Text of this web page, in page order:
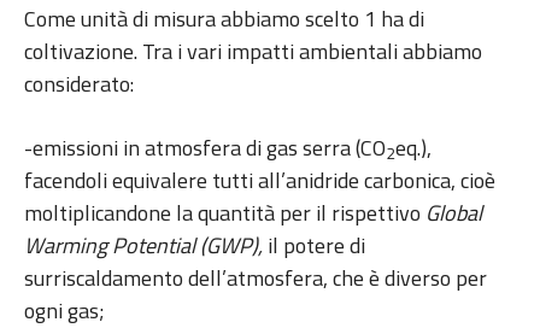
Come unità di misura abbiamo scelto 1 ha di
coltivazione. Tra i vari impatti ambientali abbiamo
considerato:
-emissioni in atmosfera di gas serra (CO2eq.),
facendoli equivalere tutti all’anidride carbonica, cioè
moltiplicandone la quantità per il rispettivo Global
Warming Potential (GWP),il potere di
surriscaldamento dell’atmosfera, che è diverso per
ogni gas;